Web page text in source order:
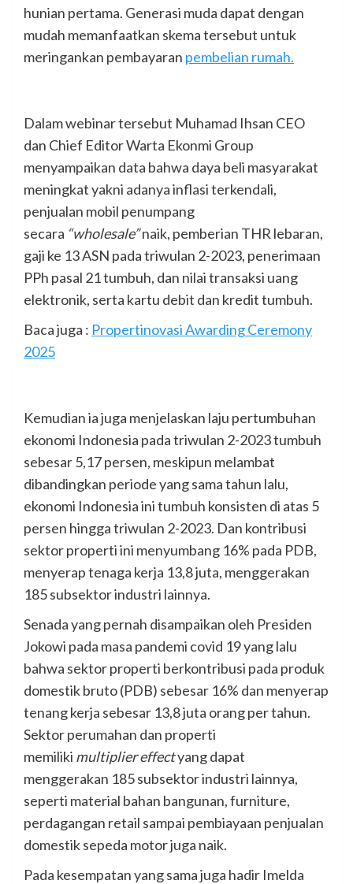
hunian pertama. Generasi muda dapat dengan
mudah memanfaatkan skema tersebut untuk
meringankan pembayaran pembelian rumah.
Dalam webinar tersebut Muhamad Ihsan CEO
dan Chief Editor Warta Ekonmi Group
menyampaikan data bahwa daya beli masyarakat
meningkat yakni adanya inflasi terkendali,
penjualan mobil penumpang
secara “wholesale”naik, pemberian THR lebaran,
gaji ke 13 ASN pada triwulan 2-2023, penerimaan
PPh pasal 21 tumbuh, dan nilai transaksi uang
elektronik, serta kartu debit dan kredit tumbuh.
Baca juga : Propertinovasi Awarding Ceremony
2025
Kemudian ia juga menjelaskan laju pertumbuhan
ekonomi Indonesia pada triwulan 2-2023 tumbuh
sebesar 5,17 persen, meskipun melambat
dibandingkan periode yang sama tahun lalu,
ekonomi Indonesia ini tumbuh konsisten di atas 5
persen hingga triwulan 2-2023. Dan kontribusi
sektor properti ini menyumbang 16% pada PDB,
menyerap tenaga kerja 13,8 juta, menggerakan
185 subsektor industri lainnya.
Senada yang pernah disampaikan oleh Presiden
Jokowi pada masa pandemi covid 19 yang lalu
bahwa sektor properti berkontribusi pada produk
domestik bruto (PDB) sebesar 16% dan menyerap
tenang kerja sebesar 13,8 juta orang per tahun.
Sektor perumahan dan properti
memiliki multiplier effectyang dapat
menggerakan 185 subsektor industri lainnya,
seperti material bahan bangunan, furniture,
perdagangan retail sampai pembiayaan penjualan
domestik sepeda motor juga naik.
Pada kesempatan yang sama juga hadir Imelda